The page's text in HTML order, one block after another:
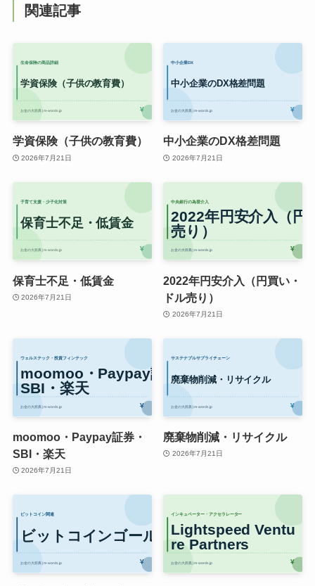
関連記事
学資保険（子供の教育費）
2026年7月21日
中小企業のDX格差問題
2026年7月21日
保育士不足・低賃金
2026年7月21日
2022年円安介入（円買い・
ドル売り）
2026年7月21日
moomoo・Paypay証券・
SBI・楽天
2026年7月21日
廃棄物削減・リサイクル
2026年7月21日